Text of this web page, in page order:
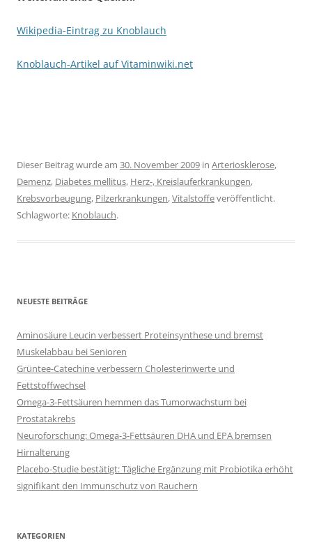
Wikipedia-Eintrag zu Knoblauch
Knoblauch-Artikel auf Vitaminwiki.net
Dieser Beitrag wurde am 30. November 2009 in Arteriosklerose,
Demenz, Diabetes mellitus, Herz-, Kreislauferkrankungen,
Krebsvorbeugung, Pilzerkrankungen,Vitalstoffeveröffentlicht.
Schlagworte: Knoblauch.
NEUESTE BEITRÄGE
Aminosäure Leucin verbessert Proteinsynthese und bremst
Muskelabbau bei Senioren
Grüntee-Catechine verbessern Cholesterinwerte und
Fettstoffwechsel
Omega-3-Fettsäuren hemmen das Tumorwachstum bei
Prostatakrebs
Neuroforschung: Omega-3-Fettsäuren DHA und EPA bremsen
Hirnalterung
Placebo-Studie bestätigt: Tägliche Ergänzung mit Probiotika erhöht
signifikant den Immunschutz von Rauchern
KATEGORIEN